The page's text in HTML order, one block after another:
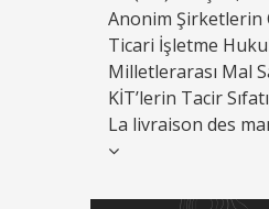
Anonim Şirketlerin
Ticari İşletme
Milletlerarası Mal
KİT’lerin Tacir
La livraison des